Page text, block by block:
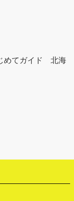
めてガイド 北海